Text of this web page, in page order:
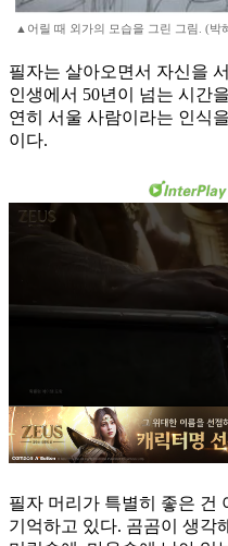
▲어릴 때 외가의 모습을 그린 그림. (박
필자는 살아오면서 자신을
인생에서 50년이 넘는 시간
연히 서울 사람이라는 인식
이다.
필자 머리가 특별히 좋은 건
기억하고 있다. 곰곰이 생각